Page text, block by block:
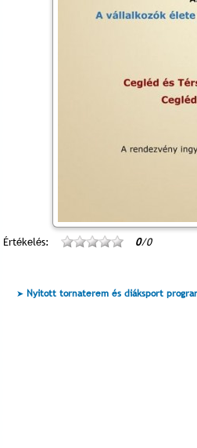
Értékelés: 0/0
Nyitott tornaterem és diáksport